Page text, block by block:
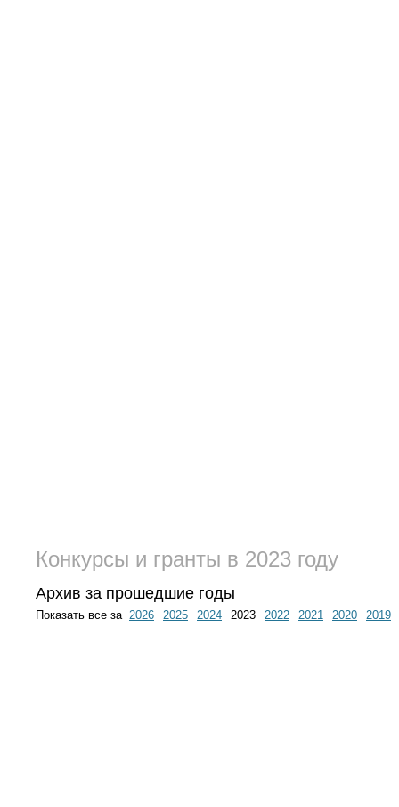
Конкурсы и гранты в 2023 году
Архив за прошедшие годы
Показать все за 2026 2025 2024 2023 2022 2021 2020 2019